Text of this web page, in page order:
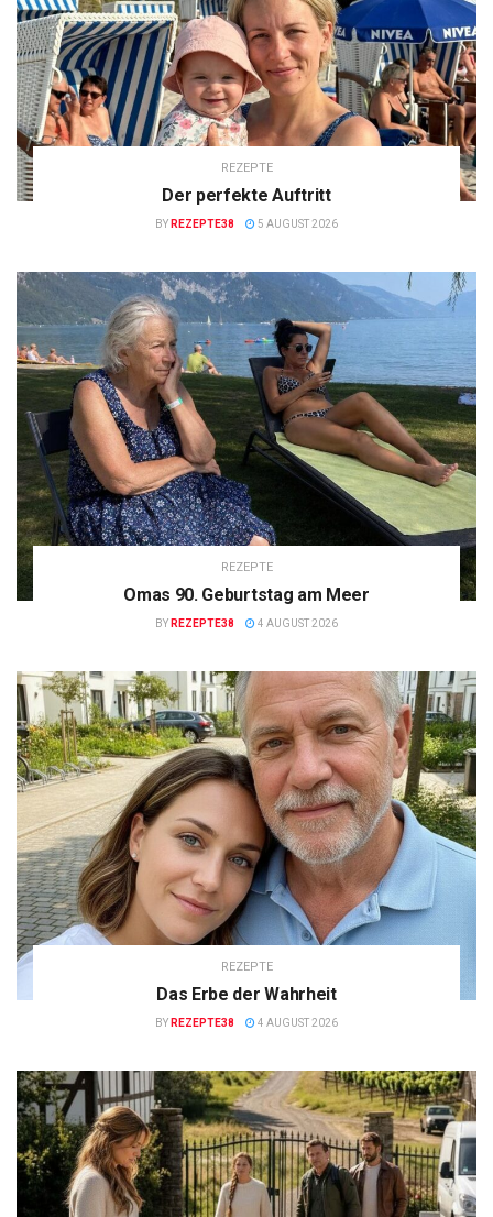
REZEPTE
Der perfekte Auftritt
BY REZEPTE38 5 AUGUST 2026
REZEPTE
Omas 90. Geburtstag am Meer
BY REZEPTE38 4 AUGUST 2026
REZEPTE
Das Erbe der Wahrheit
BY REZEPTE38 4 AUGUST 2026